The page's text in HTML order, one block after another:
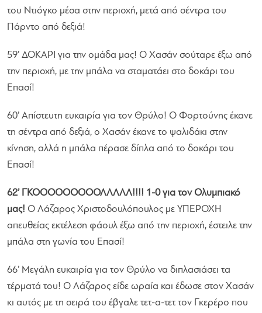
του Ντιόγκο μέσα στην περιοχή, μετά από σέντρα του
Πάρντο από δεξιά!
59’ ΔΟΚΑΡΙ για την ομάδα μας! Ο Χασάν σούταρε έξω από
την περιοχή, με την μπάλα να σταματάει στο δοκάρι του
Επασί!
60’ Απίστευτη ευκαιρία για τον Θρύλο! Ο Φορτούνης έκανε
τη σέντρα από δεξιά, ο Χασάν έκανε το ψαλιδάκι στην
κίνηση, αλλά η μπάλα πέρασε δίπλα από το δοκάρι του
Επασί!
62’ ΓΚΟΟΟΟΟΟΟΟΟΛΛΛΛΛ!!!! 1-0 για τον Ολυμπιακό
μας! Ο Λάζαρος Χριστοδουλόπουλος με ΥΠΕΡΟΧΗ
απευθείας εκτέλεση φάουλ έξω από την περιοχή, έστειλε την
μπάλα στη γωνία του Επασί!
66’ Μεγάλη ευκαιρία για τον Θρύλο να διπλασιάσει τα
τέρματά του! Ο Λάζαρος είδε ωραία και έδωσε στον Χασάν
κι αυτός με τη σειρά του έβγαλε τετ-α-τετ τον Γκερέρο που